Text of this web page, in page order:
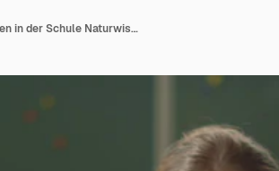
Kluge Schuljungen und Schulmädchen, die zusammen in der Schule Naturwissenschaften studieren